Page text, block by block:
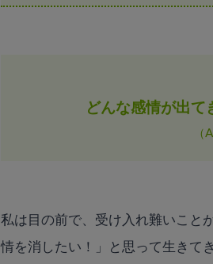
どんな感情が出
（
私は目の前で、受け入れ難いこと
情を消したい！」と思って生きて